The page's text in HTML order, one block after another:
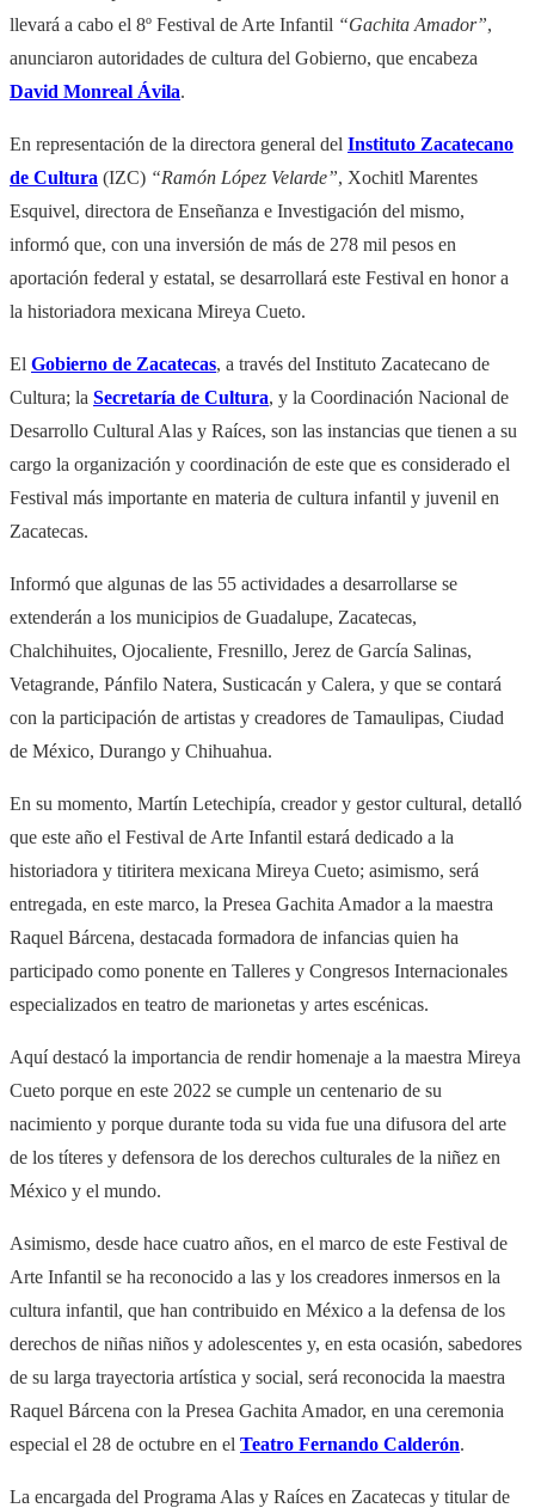
llevará a cabo el 8º Festival de Arte Infantil “Gachita Amador”,
anunciaron autoridades de cultura del Gobierno, que encabeza
David Monreal Ávila.
En representación de la directora general del Instituto Zacatecano
de Cultura (IZC) “Ramón López Velarde”, Xochitl Marentes
Esquivel, directora de Enseñanza e Investigación del mismo,
informó que, con una inversión de más de 278 mil pesos en
aportación federal y estatal, se desarrollará este Festival en honor a
la historiadora mexicana Mireya Cueto.
El Gobierno de Zacatecas, a través del Instituto Zacatecano de
Cultura; la Secretaría de Cultura, y la Coordinación Nacional de
Desarrollo Cultural Alas y Raíces, son las instancias que tienen a su
cargo la organización y coordinación de este que es considerado el
Festival más importante en materia de cultura infantil y juvenil en
Zacatecas.
Informó que algunas de las 55 actividades a desarrollarse se
extenderán a los municipios de Guadalupe, Zacatecas,
Chalchihuites, Ojocaliente, Fresnillo, Jerez de García Salinas,
Vetagrande, Pánfilo Natera, Susticacán y Calera, y que se contará
con la participación de artistas y creadores de Tamaulipas, Ciudad
de México, Durango y Chihuahua.
En su momento, Martín Letechipía, creador y gestor cultural, detalló
que este año el Festival de Arte Infantil estará dedicado a la
historiadora y titiritera mexicana Mireya Cueto; asimismo, será
entregada, en este marco, la Presea Gachita Amador a la maestra
Raquel Bárcena, destacada formadora de infancias quien ha
participado como ponente en Talleres y Congresos Internacionales
especializados en teatro de marionetas y artes escénicas.
Aquí destacó la importancia de rendir homenaje a la maestra Mireya
Cueto porque en este 2022 se cumple un centenario de su
nacimiento y porque durante toda su vida fue una difusora del arte
de los títeres y defensora de los derechos culturales de la niñez en
México y el mundo.
Asimismo, desde hace cuatro años, en el marco de este Festival de
Arte Infantil se ha reconocido a las y los creadores inmersos en la
cultura infantil, que han contribuido en México a la defensa de los
derechos de niñas niños y adolescentes y, en esta ocasión, sabedores
de su larga trayectoria artística y social, será reconocida la maestra
Raquel Bárcena con la Presea Gachita Amador, en una ceremonia
especial el 28 de octubre en el Teatro Fernando Calderón.
La encargada del Programa Alas y Raíces en Zacatecas y titular de